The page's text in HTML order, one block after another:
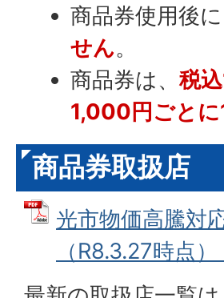
商品券使用後
せん。
商品券は、税
1,000円ごとに
商品券取扱店
光市物価高騰対
（R8.3.27時点